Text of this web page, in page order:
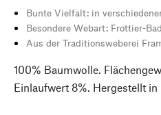
Bunte Vielfalt: in
Besondere Webart: Frottier-
Aus der Traditionsweberei
100% Baumwolle.
Einlaufwert 8%. Hergestellt in